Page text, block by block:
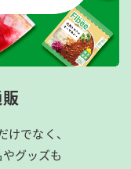
でなく、
グッズも